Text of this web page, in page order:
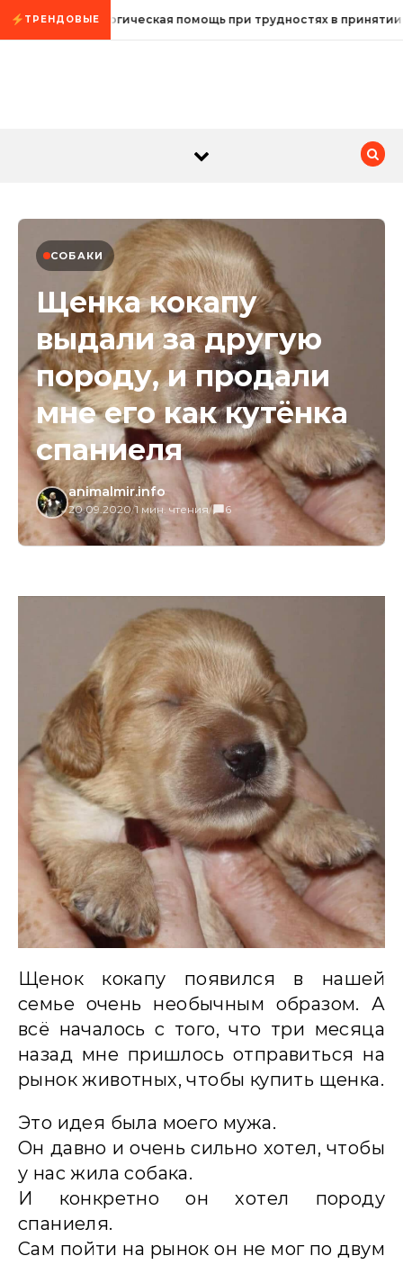
Промотать к содержимому
ТРЕНДОВЫЕ
Психологическая помощь при трудностях в принятии
СОБАКИ
Щенка кокапу
выдали за другую
породу, и продали
мне его как кутёнка
спаниеля
animalmir.info
20.09.2020/1 мин. чтения/ 6
Щенок кокапу появился в нашей
семье очень необычным образом. А
всё началось с того, что три месяца
назад мне пришлось отправиться на
рынок животных, чтобы купить щенка.
Это идея была моего мужа.
Он давно и очень сильно хотел, чтобы
у нас жила собака.
И конкретно он хотел породу
спаниеля.
Сам пойти на рынок он не мог по двум